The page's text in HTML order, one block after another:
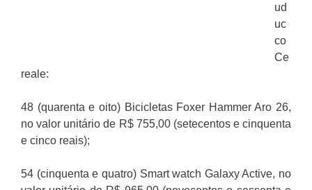
ud
uc
co
Ce
reale:
48 (quarenta e oito) Bicicletas Foxer Hammer Aro 26,
no valor unitário de R$ 755,00 (setecentos e cinquenta
e cinco reais);
54 (cinquenta e quatro) Smart watch Galaxy Active, no